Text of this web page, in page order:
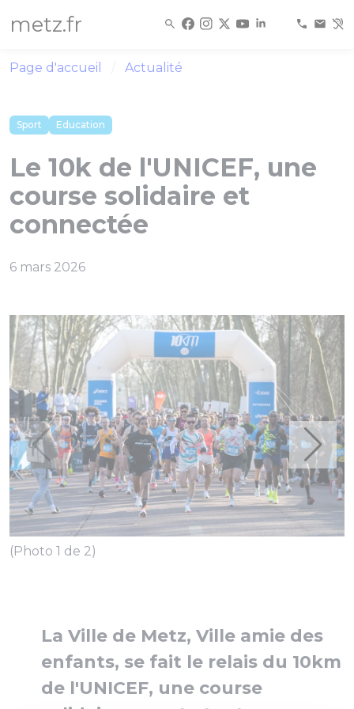
metz.fr
Page d'accueil Actualité
Sport Education
Le 10k de l'UNICEF, une
course solidaire et
connectée
6 mars 2026
(Photo 1 de 2)
La Ville de Metz, Ville amie des
enfants, se fait le relais du 10km
de l'UNICEF, une course